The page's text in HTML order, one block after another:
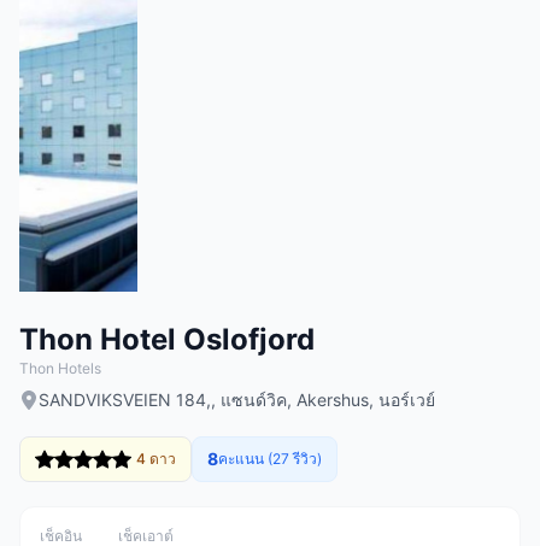
Thon Hotel Oslofjord
Thon Hotels
SANDVIKSVEIEN 184,, แซนด์วิค, Akershus, นอร์เวย์
4 ดาว 8คะแนน (27 รีวิว)
เช็คอิน เช็คเอาต์